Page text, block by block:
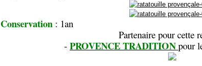
Conservation : 1an
Partenaire pour cette
- PROVENCE TRADITION pour